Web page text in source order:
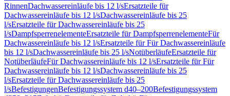
RinnenDachwassereinläufe bis 12 l/sErsatzteile für
Dachwassereinläufe bis 12 l/sDachwassereinläufe bis 25
l/sErsatzteile für Dachwassereinläufe bis 25
l/sDampfsperrenelementeErsatzteile für DampfsperrenelementeFür
Dachwassereinläufe bis 12 l/sErsatzteile für Für Dachwassereinläufe
bis 12 l/sDachwassereinläufe bis 25 l/sNotüberläufeErsatzteile für
NotüberläufeFür Dachwassereinläufe bis 12 l/sErsatzteile für Für
Dachwassereinläufe bis 12 l/sDachwassereinläufe bis 25
l/sErsatzteile für Dachwassereinläufe bis 25
l/sBefestigungenBefestigungssystem d40–200Befestigungssystem